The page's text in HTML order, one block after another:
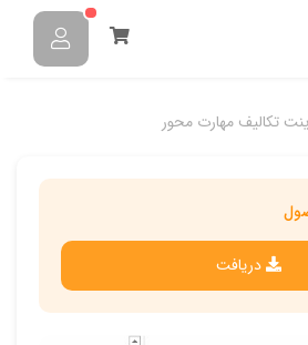
تکالیف مهارت محور
دریافت